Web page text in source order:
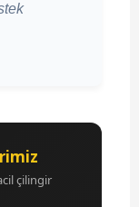
çilingir